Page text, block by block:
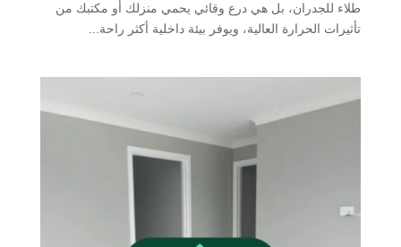
طلاء للجدران، بل هي درع وقائي يحمي منزلك أو مكتبك من
تأثيرات الحرارة العالية، ويوفر بيئة داخلية أكثر راحة...